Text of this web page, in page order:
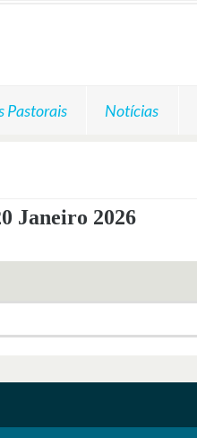
Pastorais Notícias
Janeiro 2026